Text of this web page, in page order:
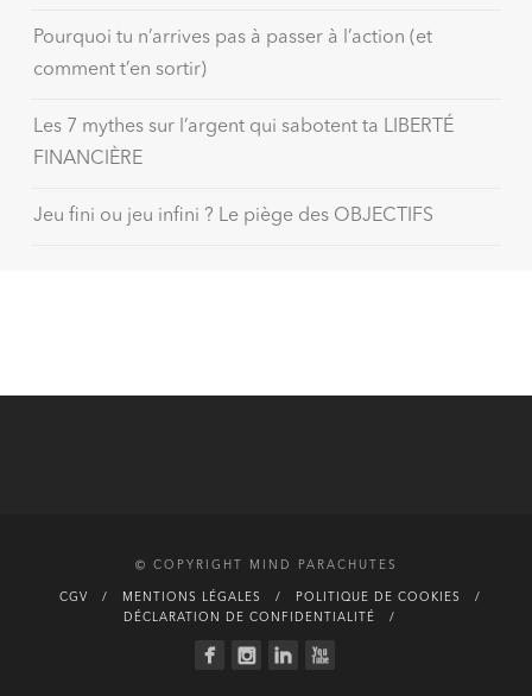
Pourquoi tu n’arrives pas à passer à l’action (et
comment t’en sortir)
Les 7 mythes sur l’argent qui sabotent ta LIBERTÉ
FINANCIÈRE
Jeu fini ou jeu infini ? Le piège des OBJECTIFS
© COPYRIGHT MIND PARACHUTES
CGV MENTIONS LÉGALES
POLITIQUE DE COOKIES
DÉCLARATION DE CONFIDENTIALITÉ